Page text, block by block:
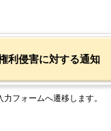
利侵害に対する通知
力フォームへ遷移します。